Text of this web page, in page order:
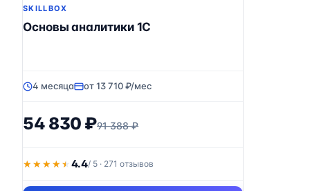
SKILLBOX
Основы аналитики 1C
4 месяца от 13 710 ₽/мес
54 830 ₽91 388 ₽
★★★★★
★★★★★ 4.4/ 5 · 271 отзывов